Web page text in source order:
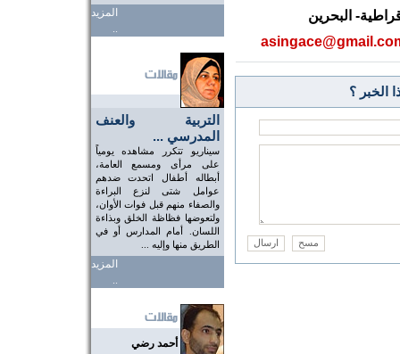
المزيد
..
التربية والعنف
المدرسي ...
سيناريو تتكرر مشاهده يومياً
على مرأى ومسمع العامة،
أبطاله أطفال اتحدت ضدهم
عوامل شتى لنزع البراءة
والصفاء منهم قبل فوات الأوان،
ولتعوضها فظاظة الخلق وبذاءة
اللسان. أمام المدارس أو في
الطريق منها وإليه ...
المزيد
..
أحمد رضي
البحرين
الخبر ؟